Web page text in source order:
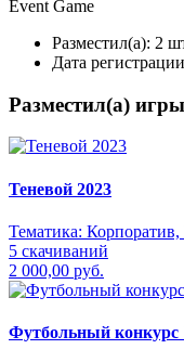
Event Game
Разместил(а): 2
Дата
Разместил(а) игры
Теневой 2023
Тематика:
5 скачиваний
2 000,00 руб.
Футбольный